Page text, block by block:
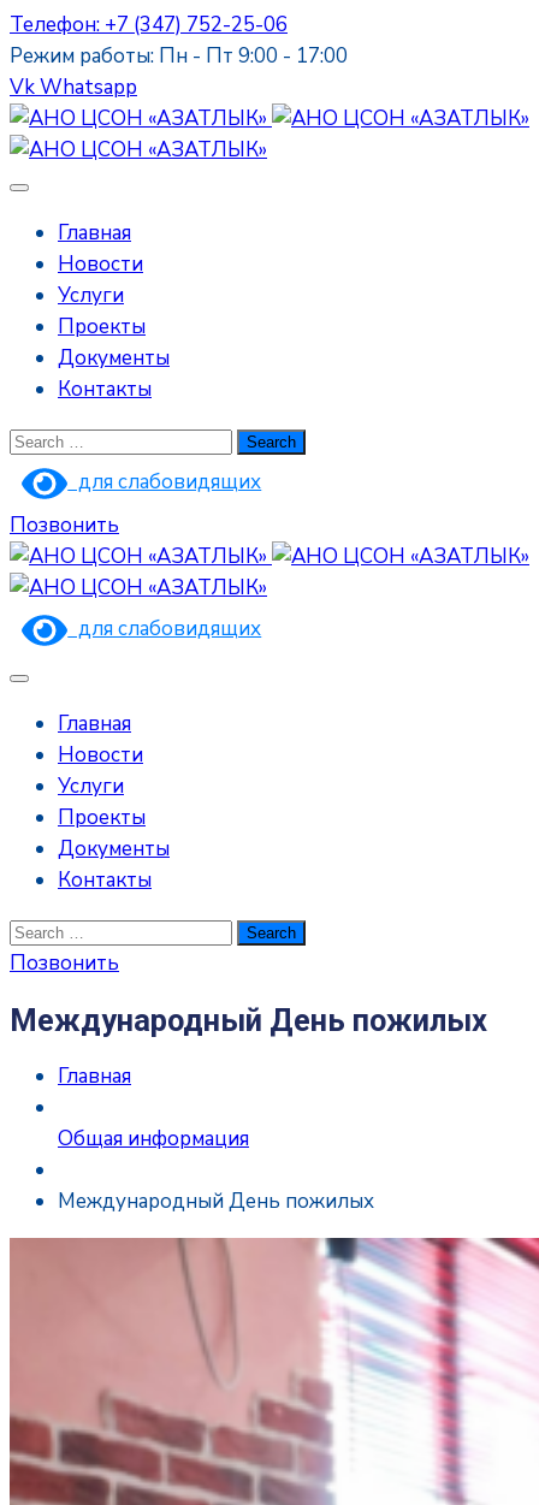
Телефон: +7 (347) 752-25-06
Режим работы: Пн - Пт 9:00 - 17:00
VkWhatsapp
Главная
Новости
Услуги
Проекты
Документы
Контакты
для слабовидящих
Позвонить
для слабовидящих
Главная
Новости
Услуги
Проекты
Документы
Контакты
Позвонить
Международный День пожилых
Главная
Общая информация
Международный День пожилых